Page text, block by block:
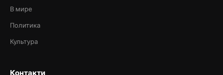
В мире
Политика
Культура